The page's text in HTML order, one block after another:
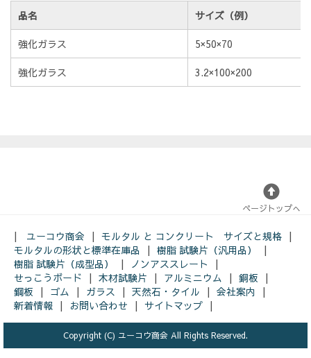
品名
サイズ（例）
強化ガラス 5×50×70
強化ガラス 3.2×100×200
ページトップへ
ユーコウ商会
モルタル と コンクリート サイズと規格
モルタルの形状と標準在庫品
樹脂 試験片（汎用品）
樹脂 試験片（成型品）
ノンアススレート
せっこうボード
木材試験片 アルミニウム
銅板
鋼板
ゴム ガラス 天然石・タイル
会社案内
新着情報
お問い合わせ サイトマップ
Copyright (C) ユーコウ商会 All Rights Reserved.